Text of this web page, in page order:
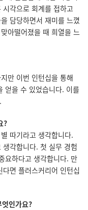
각으로 회계를 접하고
담당하면서 재미를 느꼈
아떨어졌을 때 희열을 느
만 이번 인턴십을 통해
얻을 수 있었습니다. 이를
?
따기라고 생각합니다.
각합니다. 첫 실무 경험
요하다고 생각합니다. 만
면 플러스커리어 인턴십
인가요?